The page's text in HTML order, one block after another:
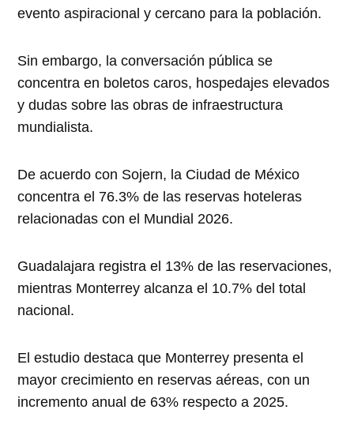
evento aspiracional y cercano para la población.
Sin embargo, la conversación pública se
concentra en boletos caros, hospedajes elevados
y dudas sobre las obras de infraestructura
mundialista.
De acuerdo con Sojern, la Ciudad de México
concentra el 76.3% de las reservas hoteleras
relacionadas con el Mundial 2026.
Guadalajara registra el 13% de las reservaciones,
mientras Monterrey alcanza el 10.7% del total
nacional.
El estudio destaca que Monterrey presenta el
mayor crecimiento en reservas aéreas, con un
incremento anual de 63% respecto a 2025.